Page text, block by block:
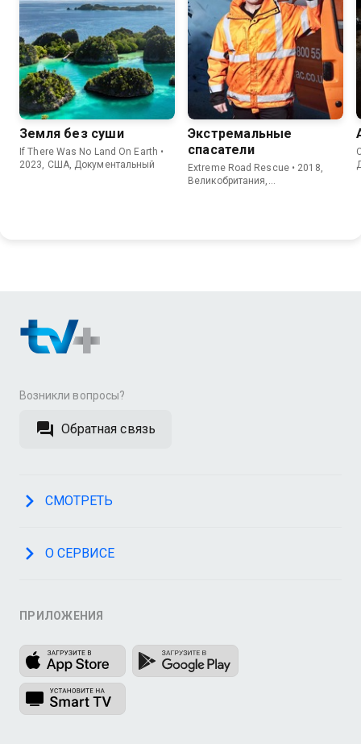
Земля без суши
If There Was No Land On Earth •
2023, США, Документальный
Экстремальные
спасатели
Extreme Road Rescue • 2018,
Великобритания,
Возникли вопросы?
Обратная связь
СМОТРЕТЬ
О СЕРВИСЕ
ПРИЛОЖЕНИЯ